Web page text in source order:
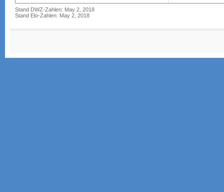
Stand DWZ-Zahlen: May 2, 2018
Stand Elo-Zahlen: May 2, 2018